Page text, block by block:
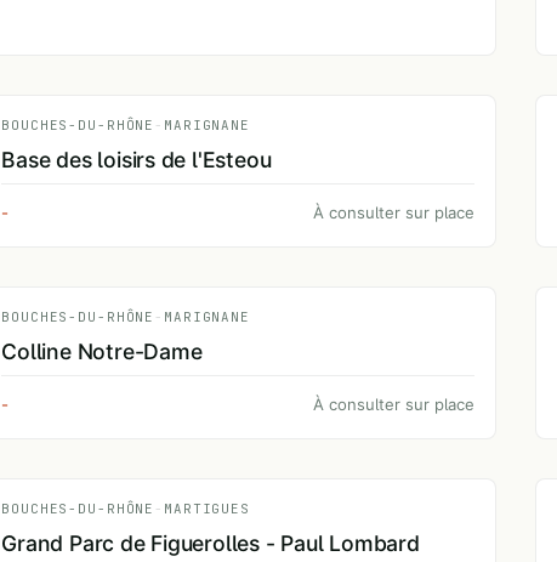
BOUCHES-DU-RHÔNE - MARIGNANE
Base des loisirs de l'Esteou
- À consulter sur place
BOUCHES-DU-RHÔNE - MARIGNANE
Colline Notre-Dame
- À consulter sur place
BOUCHES-DU-RHÔNE - MARTIGUES
Grand Parc de Figuerolles - Paul Lombard